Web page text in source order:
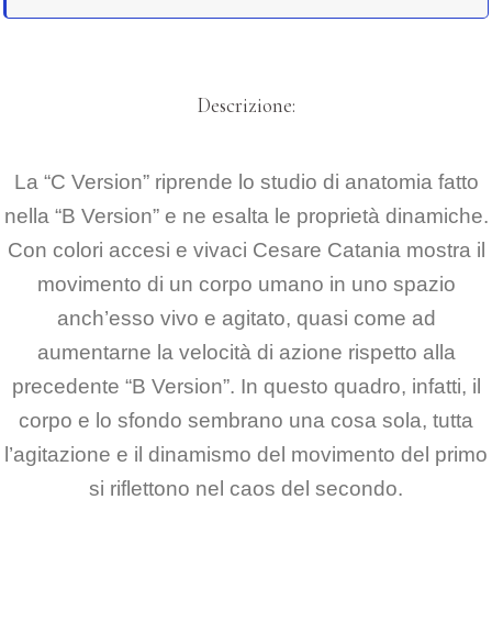
Descrizione:
La “C Version” riprende lo studio di anatomia fatto
nella “B Version” e ne esalta le proprietà dinamiche.
Con colori accesi e vivaci Cesare Catania mostra il
movimento di un corpo umano in uno spazio
anch’esso vivo e agitato, quasi come ad
aumentarne la velocità di azione rispetto alla
precedente “B Version”. In questo quadro, infatti, il
corpo e lo sfondo sembrano una cosa sola, tutta
l’agitazione e il dinamismo del movimento del primo
si riflettono nel caos del secondo.